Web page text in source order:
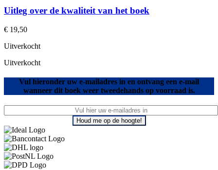
Uitleg over de kwaliteit van het boek
€ 19,50
Uitverkocht
Uitverkocht
Vul hieronder uw e-mailadres in en ontvang een e-mail
wanneer dit boek weer tweedehands op voorraad is.
Houd me op de hoogte!